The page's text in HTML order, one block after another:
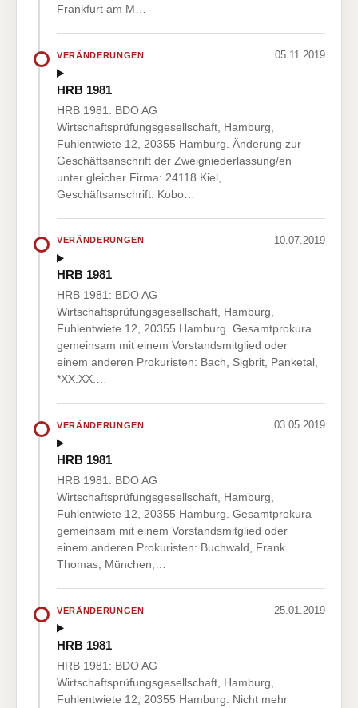
Frankfurt am M…
VERÄNDERUNGEN 05.11.2019
HRB 1981
HRB 1981: BDO AG
Wirtschaftsprüfungsgesellschaft, Hamburg,
Fuhlentwiete 12, 20355 Hamburg. Änderung zur
Geschäftsanschrift der Zweigniederlassung/en
unter gleicher Firma: 24118 Kiel,
Geschäftsanschrift: Kobo…
VERÄNDERUNGEN 10.07.2019
HRB 1981
HRB 1981: BDO AG
Wirtschaftsprüfungsgesellschaft, Hamburg,
Fuhlentwiete 12, 20355 Hamburg. Gesamtprokura
gemeinsam mit einem Vorstandsmitglied oder
einem anderen Prokuristen: Bach, Sigbrit, Panketal,
*XX.XX.…
VERÄNDERUNGEN 03.05.2019
HRB 1981
HRB 1981: BDO AG
Wirtschaftsprüfungsgesellschaft, Hamburg,
Fuhlentwiete 12, 20355 Hamburg. Gesamtprokura
gemeinsam mit einem Vorstandsmitglied oder
einem anderen Prokuristen: Buchwald, Frank
Thomas, München,…
VERÄNDERUNGEN 25.01.2019
HRB 1981
HRB 1981: BDO AG
Wirtschaftsprüfungsgesellschaft, Hamburg,
Fuhlentwiete 12, 20355 Hamburg. Nicht mehr